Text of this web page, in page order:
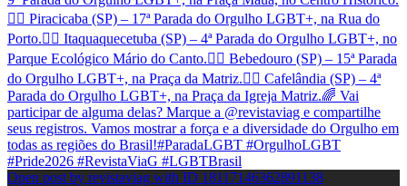
Open post by revistaviag with ID 18117146362891138